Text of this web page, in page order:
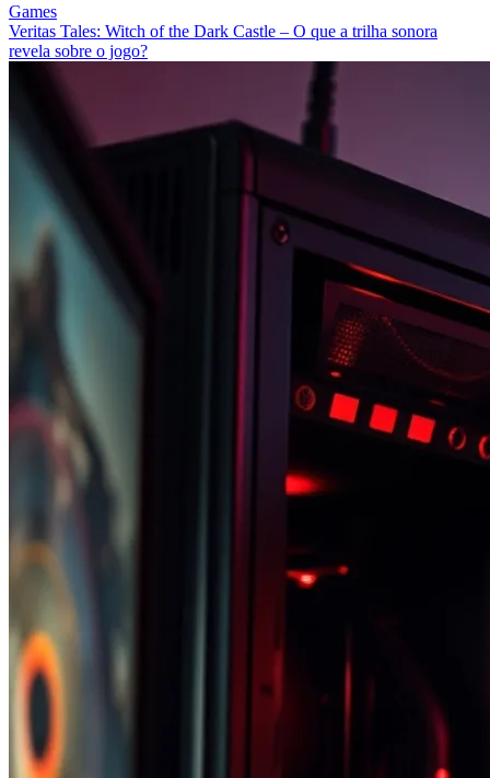
Games
Veritas Tales: Witch of the Dark Castle – O que a trilha sonora
revela sobre o jogo?